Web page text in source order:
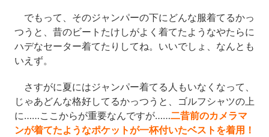
でもって、そのジャンパーの下にどんな服着てるかっ
つうと、昔のビートたけしがよく着てたようなやたらに
ハデなセーター着てたりしてね。いいでしょ、なんとも
いえず。
さすがに夏にはジャンパー着てる人もいなくなって、
じゃあどんな格好してるかっつうと、ゴルフシャツの上
に……ここからが重要なんですが……二昔前のカメラマ
ンが着てたようなポケットが一杯付いたベストを着用！